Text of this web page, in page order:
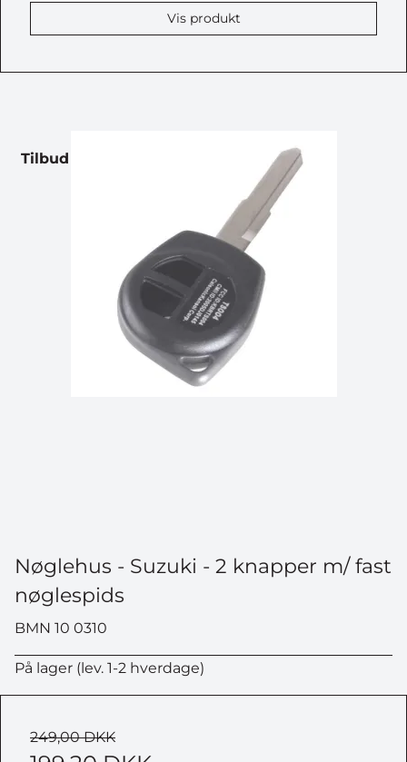
Vis produkt
Tilbud
Nøglehus - Suzuki - 2 knapper m/ fast
nøglespids
BMN 10 0310
På lager (lev. 1-2 hverdage)
249,00 DKK